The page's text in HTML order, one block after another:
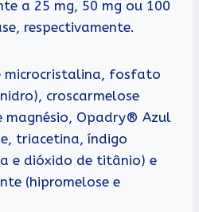
a 25 mg, 50 mg ou 100
respectivamente.
microcristalina, fosfato
croscarmelose
magnésio, Opadry® Azul
triacetina, índigo
e dióxido de titânio) e
(hipromelose e